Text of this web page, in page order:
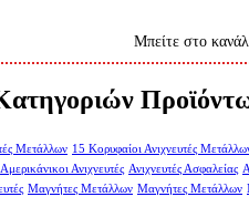
Μπείτε στο
Μετάλλων 15 Κορυφαίοι Ανιχνευτές
Αμερικάνικοι Ανιχνευτές Ανιχνευτές Ασφαλείας
Μαγνήτες Μετάλλων Μαγνήτες Μετάλλων